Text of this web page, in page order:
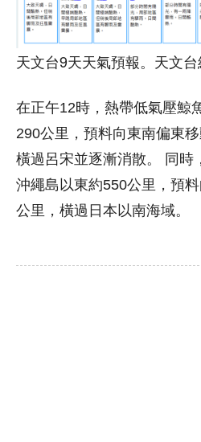
天文台9天天氣預報。天文
在正午12時，熱帶低氣壓鯨
290公里，預料向東南偏東
橫過呂宋並逐漸消散。 同時
沖繩島以東約550公里，預
公里，橫過日本以南海域。